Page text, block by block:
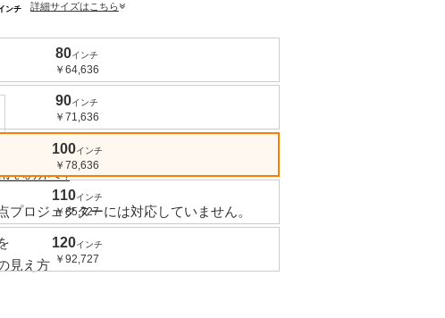
ンチ 詳細サイズはこちら
80インチ
￥64,636
90インチ
￥71,636
100インチ
￥78,636
110インチ
￥85,727
120インチ
￥92,727
使いの方へ?
プロジェクターには対応していません。
見え方